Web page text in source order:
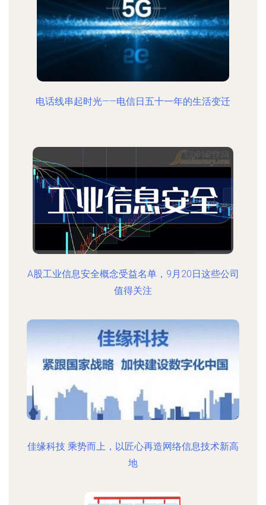
电话线串起时光——电信日五十一年的生活变迁
A股工业信息安全概念受益名单，9月20日这些公司
值得关注
佳缘科技 乘势而上，以匠心再造网络信息技术新高
地